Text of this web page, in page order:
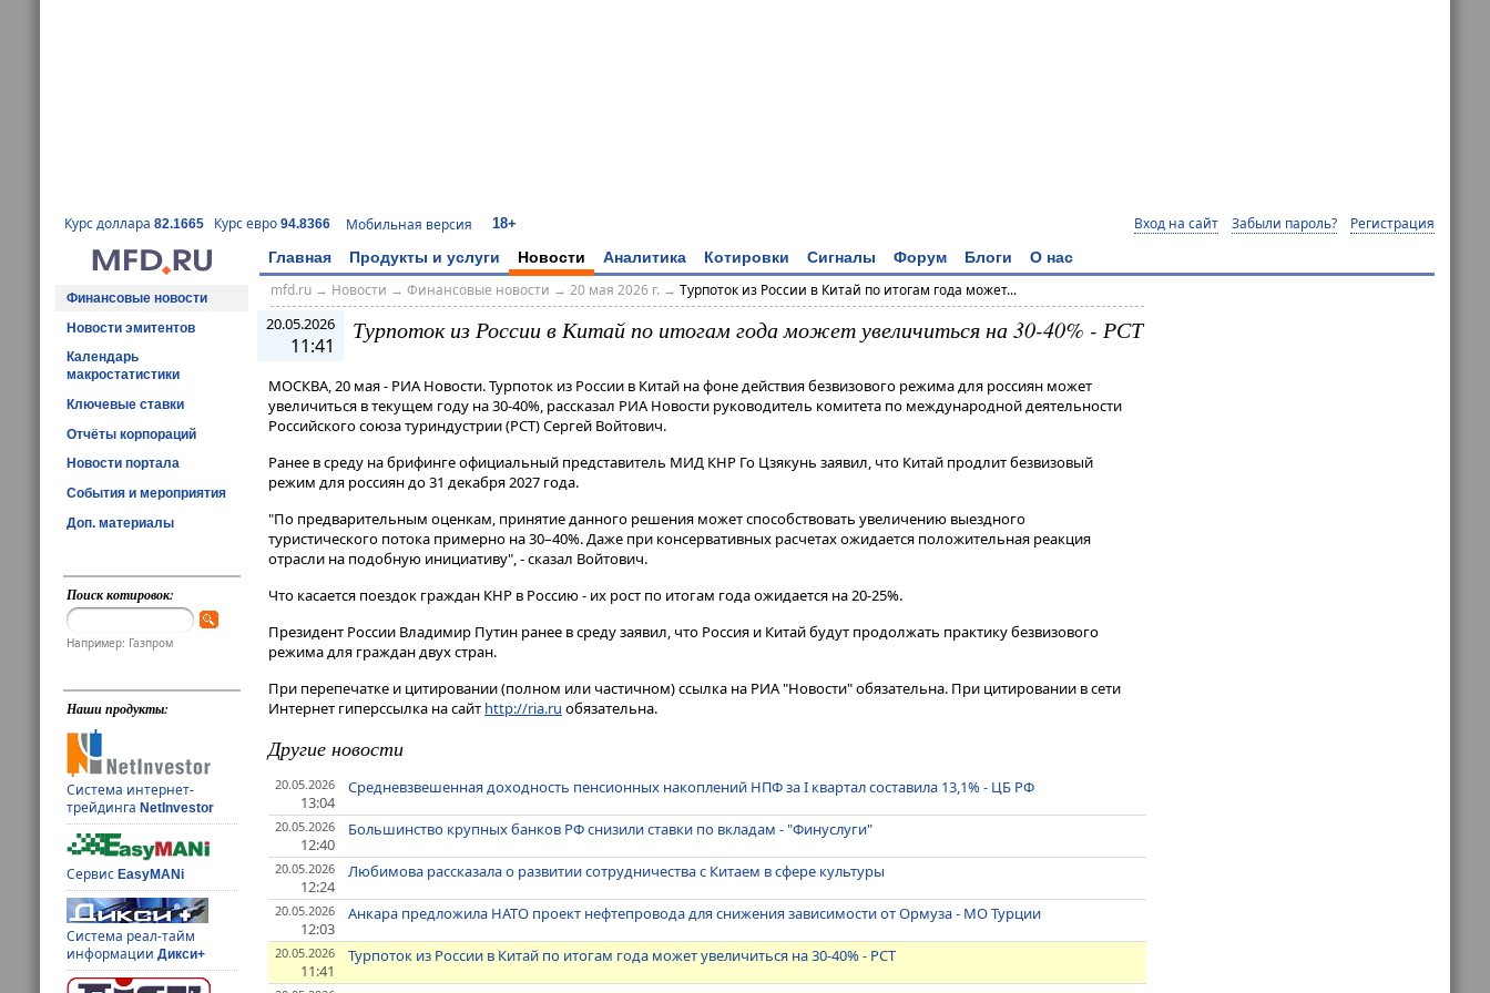
Курс доллара 82.1665 Курс евро 94.8366 Мобильная версия 18+ Вход на сайт Забыли пароль? Регистрация
Главная Продукты и услуги Новости Аналитика Котировки Сигналы Форум Блоги О нас
Финансовые новости
Новости эмитентов
Календарь
макростатистики
Ключевые ставки
Отчёты корпораций
Новости портала
События и мероприятия
Доп. материалы
Поиск котировок:
Например: Газпром
Наши продукты:
Система интернет-
трейдингаNetInvestor
СервисEasyMANi
Система реал-тайм
информацииДикси+
mfd.ru→ Новости → Финансовые новости → 20 мая 2026 г. → Турпоток из России в Китай по итогам года может...
20.05.2026
11:41
Турпоток из России в Китай по итогам года может увеличиться на 30-40% - РСТ
МОСКВА, 20 мая - РИА Новости. Турпоток из России в Китай на фоне действия безвизового режима для россиян может
увеличиться в текущем году на 30-40%, рассказал РИА Новости руководитель комитета по международной деятельности
Российского союза туриндустрии (РСТ) Сергей Войтович.
Ранее в среду на брифинге официальный представитель МИД КНР Го Цзякунь заявил, что Китай продлит безвизовый
режим для россиян до 31 декабря 2027 года​​​.
"По предварительным оценкам, принятие данного решения может способствовать увеличению выездного
туристического потока примерно на 30–40%. Даже при консервативных расчетах ожидается положительная реакция
отрасли на подобную инициативу", - сказал Войтович.
Что касается поездок граждан КНР в Россию - их рост по итогам года ожидается на 20-25%.
Президент России Владимир Путин ранее в среду заявил, что Россия и Китай будут продолжать практику безвизового
режима для граждан двух стран.
При перепечатке и цитировании (полном или частичном) ссылка на РИА "Новости" обязательна. При цитировании в сети
Интернет гиперссылка на сайт http://ria.ru обязательна.
Другие новости
20.05.2026
13:04
Средневзвешенная доходность пенсионных накоплений НПФ за I квартал составила 13,1% - ЦБ РФ
20.05.2026
12:40
Большинство крупных банков РФ снизили ставки по вкладам - "Финуслуги"
20.05.2026
12:24
Любимова рассказала о развитии сотрудничества с Китаем в сфере культуры
20.05.2026
12:03
Анкара предложила НАТО проект нефтепровода для снижения зависимости от Ормуза - МО Турции
20.05.2026
11:41
Турпоток из России в Китай по итогам года может увеличиться на 30-40% - РСТ